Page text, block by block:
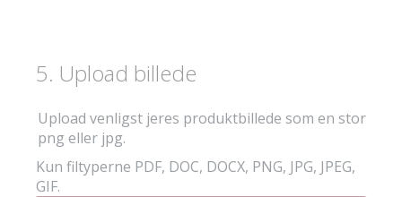
5. Upload billede
Upload venligst jeres produktbillede som en stor
png eller jpg.
Kun filtyperne PDF, DOC, DOCX, PNG, JPG, JPEG,
GIF.